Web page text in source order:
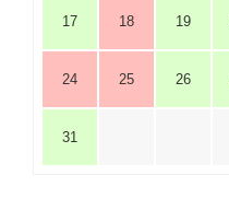
17 18 19
24 25 26
31